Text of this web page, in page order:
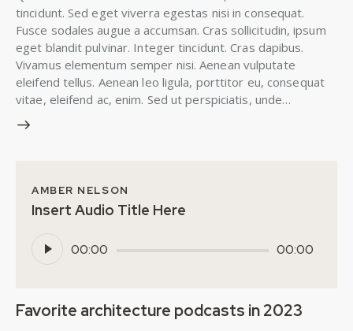
tincidunt. Sed eget viverra egestas nisi in consequat.
Fusce sodales augue a accumsan. Cras sollicitudin, ipsum
eget blandit pulvinar. Integer tincidunt. Cras dapibus.
Vivamus elementum semper nisi. Aenean vulputate
eleifend tellus. Aenean leo ligula, porttitor eu, consequat
vitae, eleifend ac, enim. Sed ut perspiciatis, unde…
AMBER NELSON
Insert Audio Title Here
Lecteur
audio
00:00 00:00
Favorite architecture podcasts in 2023